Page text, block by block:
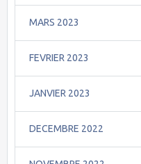
MARS 2023
FEVRIER 2023
JANVIER 2023
DECEMBRE 2022